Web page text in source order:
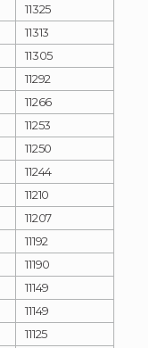
11325
11313
11305
11292
11266
11253
11250
11244
11210
11207
11192
11190
11149
11149
11125